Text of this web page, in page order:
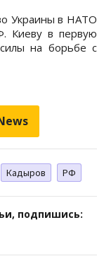
Украины в НАТО
Киеву в первую
на борьбе с
Кадыров РФ
подпишись: